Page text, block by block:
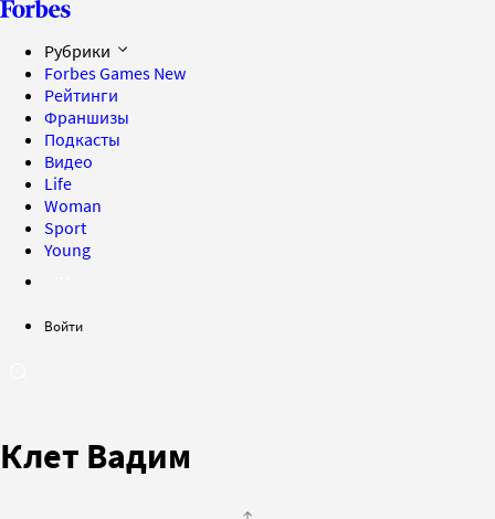
Рубрики
Forbes Games New
Рейтинги
Франшизы
Подкасты
Видео
Life
Woman
Sport
Young
Войти
Клет Вадим